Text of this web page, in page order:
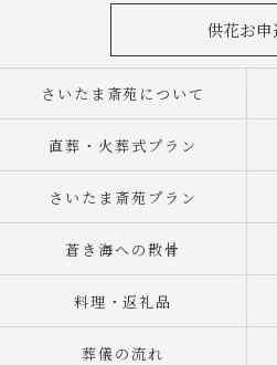
供花お申
さいたま斎苑について
直葬・火葬式プラン
さいたま斎苑プラン
蒼き海への散骨
料理・返礼品
葬儀の流れ